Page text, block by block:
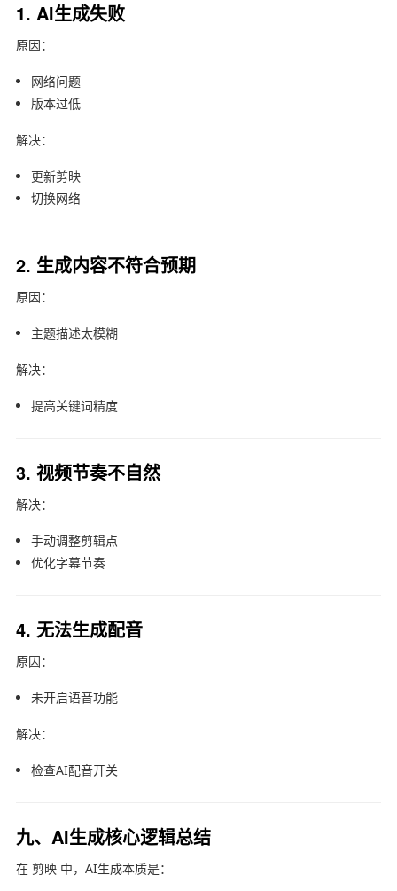
1. AI生成失败
原因：
网络问题
版本过低
解决：
更新剪映
切换网络
2. 生成内容不符合预期
原因：
主题描述太模糊
解决：
提高关键词精度
3. 视频节奏不自然
解决：
手动调整剪辑点
优化字幕节奏
4. 无法生成配音
原因：
未开启语音功能
解决：
检查AI配音开关
九、AI生成核心逻辑总结
在 剪映中，AI生成本质是：